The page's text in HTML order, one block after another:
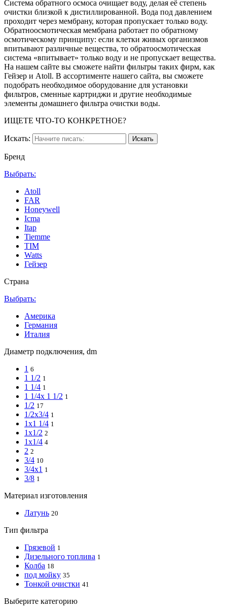
Система обратного осмоса очищает воду, делая её степень
очистки близкой к дистиллированной. Вода под давлением
проходит через мембрану, которая пропускает только воду.
Обратноосмотическая мембрана работает по обратному
осмотическому принципу: если клетки живых организмов
впитывают различные вещества, то обратоосмотическая
система «впитывает» только воду и не пропускает вещества.
На нашем сайте вы сможете найти фильтры таких фирм, как
Гейзер и Atoll. В ассортименте нашего сайта, вы сможете
подобрать необходимое оборудование для установки
фильтров, сменные картриджи и другие необходимые
элементы домашнего фильтра очистки воды.
ИЩЕТЕ ЧТО-ТО КОНКРЕТНОЕ?
Искать:
Бренд
Выбрать:
Atoll
FAR
Honeywell
Icma
Itap
Tiemme
TIM
Watts
Гейзер
Страна
Выбрать:
Америка
Германия
Италия
Диаметр подключения, dm
1 6
1 1/2 1
1 1/4 1
1 1/4x 1 1/2 1
1/2 17
1/2x3/4 1
1x1 1/4 1
1x1/2 2
1x1/4 4
2 2
3/4 10
3/4x1 1
3/8 1
Материал изготовления
Латунь 20
Тип фильтра
Грязевой 1
Дизельного топлива 1
Колба 18
под мойку 35
Тонкой очистки 41
Выберите категорию